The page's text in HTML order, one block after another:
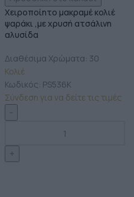
Χειροποίητο μακραμέ κολιέ
ψαράκι ,με χρυσή ατσάλινη
αλυσίδα
Διαθέσιμα Χρώματα: 30
Κολιέ
Κωδικός: PS536K
Σύνδεση για να δείτε τις τιμές